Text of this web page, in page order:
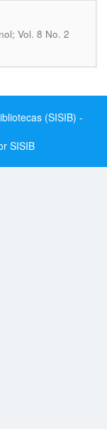
Vol. 8 No. 2
(SISIB) -
SISIB